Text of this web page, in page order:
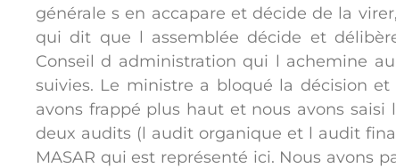
générale s en accapare et décide de la
qui dit que l assemblée décide et
Conseil d administration qui l achemine
suivies. Le ministre a bloqué la décision
avons frappé plus haut et nous avons
deux audits (l audit organique et l audit
MASAR qui est représenté ici. Nous avons